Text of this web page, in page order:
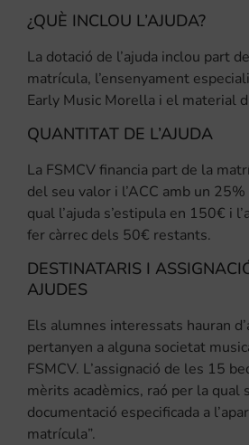
¿QUÈ INCLOU L’AJUDA?
La dotació de l’ajuda inclou part
matrícula, l’ensenyament
Early Music Morella i el material
QUANTITAT DE L’AJUDA
La FSMCV financia part de la
del seu valor i l’ACC amb un
qual l’ajuda s’estipula en 150€ i
fer càrrec dels 50€ restants.
DESTINATARIS I
AJUDES
Els alumnes interessats hauran
pertanyen a alguna societat
FSMCV. L’assignació de les 15
mèrits acadèmics, raó per la qual
documentació especificada a
matrícula”.